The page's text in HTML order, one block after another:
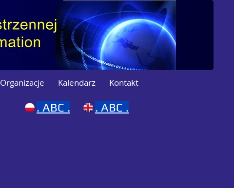
Organizacje Kalendarz Kontakt
. ABC . . ABC .